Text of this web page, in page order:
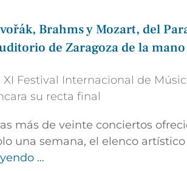
Brahms y Mozart, del
de Zaragoza de la
XI Festival Internacional de
su recta final
más de veinte conciertos
una semana, el elenco artístico
…